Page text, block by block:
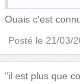
Ouais c'est
Posté le 21/03/
"il est plus que